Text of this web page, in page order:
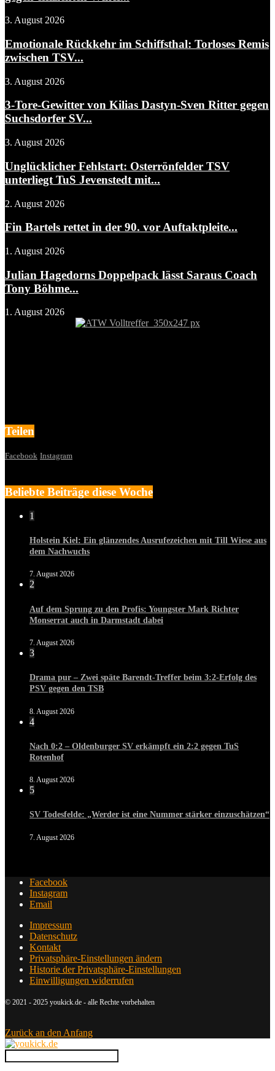
3. August 2026
Emotionale Rückkehr im Schiffsthal: Torloses Remis
zwischen TSV...
3. August 2026
3-Tore-Gewitter von Kilias Dastyn-Sven Ritter gegen
Suchsdorfer SV...
3. August 2026
Unglücklicher Fehlstart: Osterrönfelder TSV
unterliegt TuS Jevenstedt mit...
2. August 2026
Fin Bartels rettet in der 90. vor Auftaktpleite...
1. August 2026
Julian Hagedorns Doppelpack lässt Saraus Coach
Tony Böhme...
1. August 2026
Teilen
Facebook Instagram
Beliebte Beiträge diese Woche
1
Holstein Kiel: Ein glänzendes Ausrufezeichen mit Till Wiese aus
dem Nachwuchs
7. August 2026
2
Auf dem Sprung zu den Profis: Youngster Mark Richter
Monserrat auch in Darmstadt dabei
7. August 2026
3
Drama pur – Zwei späte Barendt-Treffer beim 3:2-Erfolg des
PSV gegen den TSB
8. August 2026
4
Nach 0:2 – Oldenburger SV erkämpft ein 2:2 gegen TuS
Rotenhof
8. August 2026
5
SV Todesfelde: „Werder ist eine Nummer stärker einzuschätzen“
7. August 2026
Facebook
Instagram
Email
Impressum
Datenschutz
Kontakt
Privatsphäre-Einstellungen ändern
Historie der Privatsphäre-Einstellungen
Einwilligungen widerrufen
© 2021 - 2025 youkick.de - alle Rechte vorbehalten
Zurück an den Anfang